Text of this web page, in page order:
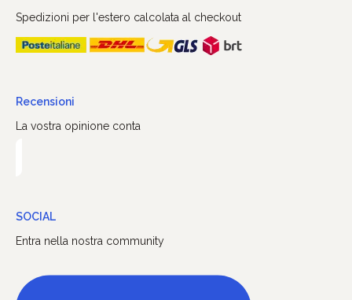
Spedizioni per l'estero calcolata al checkout
Recensioni
La vostra opinione conta
SOCIAL
Entra nella nostra community